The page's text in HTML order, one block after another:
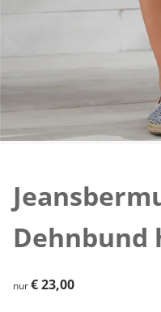
Dehnbund
€ 23,00
nur€ 23,00